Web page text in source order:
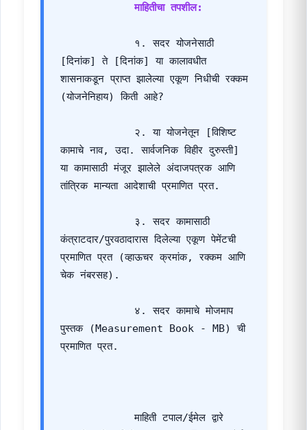
माहितीचा तपशील:
[दिनांक] ते [दिनांक] या कालावधीत
शासनाकडून प्राप्त झालेल्या एकूण निधीची रक्कम
(योजनेनिहाय) किती आहे?
कामाचे नाव, उदा. सार्वजनिक विहीर दुरुस्ती]
या कामासाठी मंजूर झालेले अंदाजपत्रक आणि
तांत्रिक मान्यता आदेशाची प्रमाणित प्रत.
कंत्राटदार/पुरवठादारास दिलेल्या एकूण पेमेंटची
प्रमाणित प्रत (व्हाऊचर क्रमांक, रक्कम आणि
चेक नंबरसह).
पुस्तक (Measurement Book - MB) ची
प्रमाणित प्रत.
            माहिती टपाल/ईमेल द्वारे